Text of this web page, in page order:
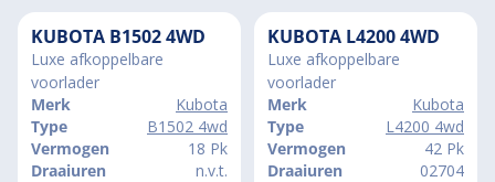
KUBOTA B1502 4WD
Luxe afkoppelbare
voorlader
Merk
Kubota
Type
B1502 4wd
Vermogen
18 Pk
Draaiuren
n.v.t.
KUBOTA L4200 4WD
Luxe afkoppelbare
voorlader
Merk
Kubota
Type
L4200 4wd
Vermogen
42 Pk
Draaiuren
02704